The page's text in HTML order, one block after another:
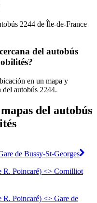
2244 de Île-de-France
del autobús
en un mapa y
del autobús 2244.
del autobús
de Bussy-St-Georges
R. Poincaré) <> Cornilliot
Poincaré) <> Gare de